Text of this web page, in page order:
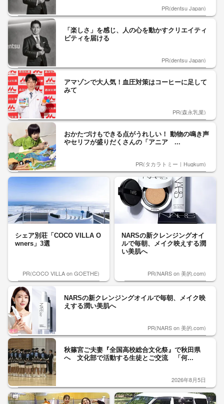
PR(dentsu Japan)
「楽しさ」を感じ、人の心を動かすクリエイティ
ビティを届ける
PR(dentsu Japan)
アマゾンで大人気！血圧対策はコーヒーに足して
みて
PR(森永乳業)
おかたづけもできる点がうれしい！ 動物の鳴き声
やセリフが盛りだくさんの「アニア ...
PR(タカラトミー｜Hugkum)
シェア別荘「COCO VILLA O
wners」3選
PR(COCO VILLA on GOETHE)
NARSの新クレンジングオイ
ルで毎朝、メイク映えする潤
い美肌へ
PR(NARS on 美的.com)
NARSの新クレンジングオイルで毎朝、メイク映
えする潤い美肌へ
PR(NARS on 美的.com)
秋篠宮ご夫妻『全国高校総合文化祭』で秋田県
へ 文化部で活動する生徒とご交流 「何...
2026年8月5日